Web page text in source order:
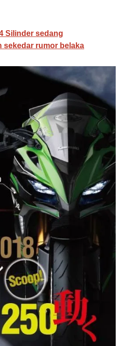
Silinder sedang
sekedar rumor belaka